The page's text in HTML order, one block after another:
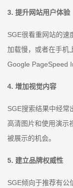
3. 提升网站用户体验
SGE很看重网站的速
加载慢，或者在手机
Google PageSpeed
4. 增加视觉内容
SGE搜索结果中经常
高清图片和使用演示
被展示的机会。
5. 建立品牌权威性
SGE倾向于推荐有公